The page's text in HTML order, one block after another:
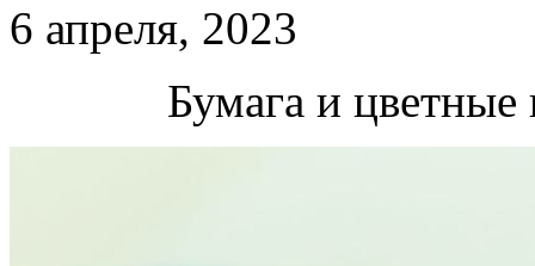
6 апреля, 2023
Бумага и